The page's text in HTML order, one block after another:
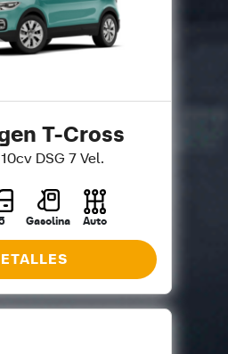
T-Cross
DSG 7 Vel.
Gasolina Auto